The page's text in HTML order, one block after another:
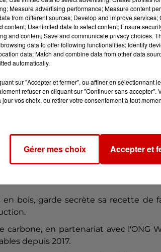
qui fonctionne avec un autre de
un projet de réutilisation de ses
le terrain du plastique recyclé.
on a besoin de savoir d'où ils
bois, garde secrète sa recette de
en partenariat avec l'ONG
depuis 2017.
Measure advertising performance; Measure content
from different sources; Develop and improve
content; Use limited data to select content; Ensure
and content; Save and communicate privacy choices.
data to offer following functionalities: Identify
data; Match and combine data from other data
automatically.
sur "Accepter et fermer", ou affiner en sélectionnant
refuser en cliquant sur "Continuer sans
jour vos choix, ou retirer votre consentement à tout
Gérer mes choix Accepter et